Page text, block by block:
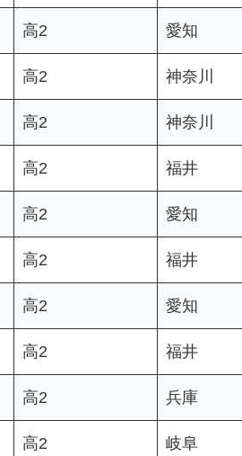
高2 愛知
高2 神奈川
高2 神奈川
高2 福井
高2 愛知
高2 福井
高2 愛知
高2 福井
高2 兵庫
高2 岐阜